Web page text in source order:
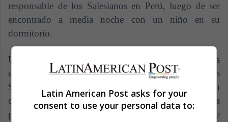
responsable de los Salesianos en Perú, luego de ser
encontrado a media noche con un niño en su
dormitorio.
Una situación similar ocurrió en 1995, cuando varios
estudiantes lo denunciaron ante la orden de los
Salesianos por abuso sexual. En esa ocasión, un
comité disciplinario religioso ordenó que Peralta debía
permanecer lejos de los niños. En 1997, Peralta fue
Latin American Post asks for your
consent to use your personal data to: